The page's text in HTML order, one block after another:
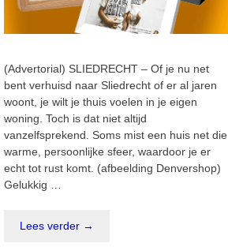
(Advertorial) SLIEDRECHT – Of je nu net
bent verhuisd naar Sliedrecht of er al jaren
woont, je wilt je thuis voelen in je eigen
woning. Toch is dat niet altijd
vanzelfsprekend. Soms mist een huis net die
warme, persoonlijke sfeer, waardoor je er
echt tot rust komt. (afbeelding Denvershop)
Gelukkig …
Lees verder →